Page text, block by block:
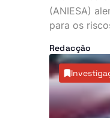
Rouge
de
(ANIESA)
para os
Power Plus
análises
detectado a
de
sujeito a
Redacção